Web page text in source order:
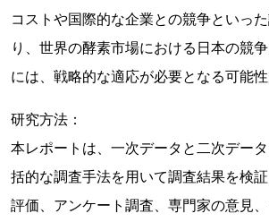
コストや国際的な企業との競争といっ
り、世界の酵素市場における日本の競
には、戦略的な適応が必要となる可能性
研究方法：
本レポートは、一次データと二次デー
括的な調査手法を用いて調査結果を検
評価、アンケート調査、専門家の意見